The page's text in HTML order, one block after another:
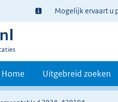
Ter
informatie:
Mogelijk ervaart u
Home Uitgebreid zoeken